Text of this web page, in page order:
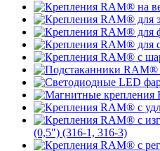
(0,5") (316-1, 316-3)